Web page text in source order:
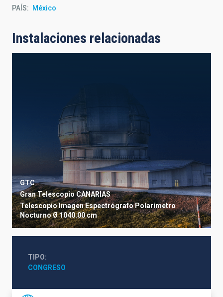
PAÍS México
Instalaciones relacionadas
GTC
Gran Telescopio CANARIAS
TelescopioImagenEspectrógrafoPolarímetro
NocturnoØ 1040.00 cm
TIPO
CONGRESO